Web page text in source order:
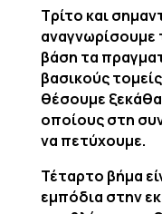
Τρίτο και
αναγνωρίσουμε
βάση τα
βασικούς
θέσουμε
οποίους στη
να πετύχουμε.
Τέταρτο βήμα
εμπόδια στην